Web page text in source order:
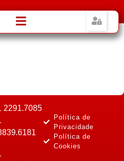
2291.7085
Política de
Privacidade
Política de
Cookies